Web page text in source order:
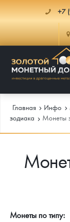
+7
Каталог Монет
Инфо
Главная Инфо
зодиака
Монеты
Монеты по типу: